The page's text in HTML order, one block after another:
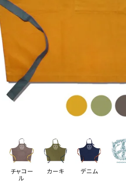
チャコー
ル
カーキ デニム